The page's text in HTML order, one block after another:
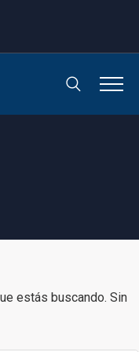
estás buscando. Sin